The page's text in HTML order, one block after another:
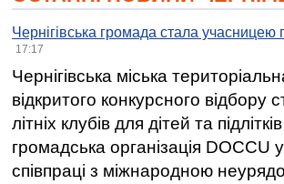
Чернігівська громада стала учасницею
17:17
Чернігівська міська
відкритого конкурсного
літніх клубів для дітей та
громадська організація
співпраці з міжнародною